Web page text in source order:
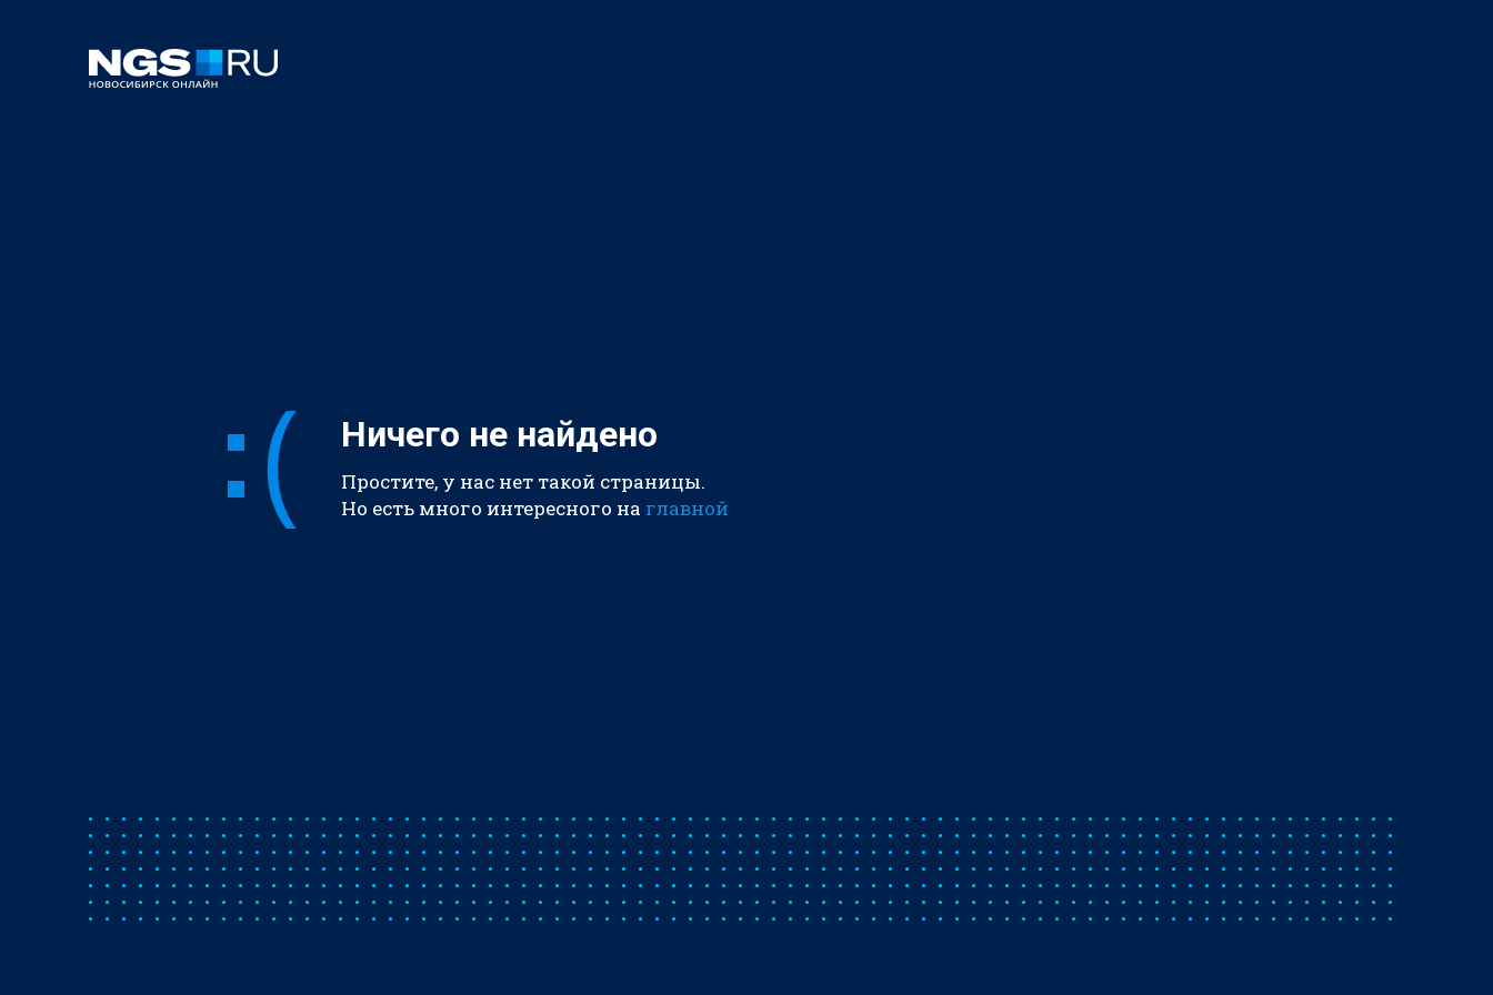
Ничего не найдено
Простите, у нас нет такой страницы.
Но есть много интересного на главной